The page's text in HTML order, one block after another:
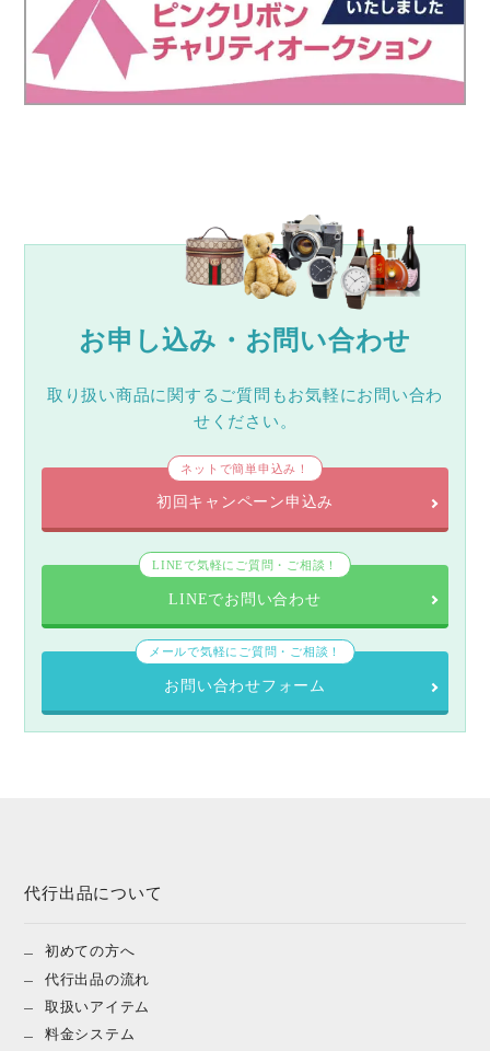
お申し込み・お問い合わせ
取り扱い商品に関するご質問もお気軽にお問い合わ
せください。
ネットで簡単申込み！
初回キャンペーン申込み
LINEで気軽にご質問・ご相談！
LINEでお問い合わせ
メールで気軽にご質問・ご相談！
お問い合わせフォーム
代行出品について
初めての方へ
代行出品の流れ
取扱いアイテム
料金システム